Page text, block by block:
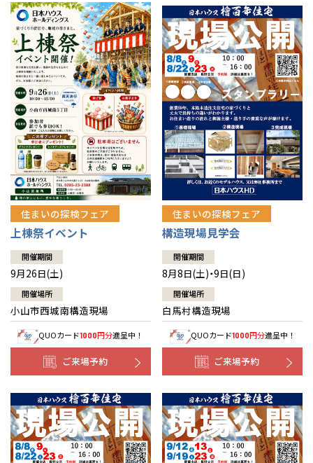
住まいの探検フェア
上棟祭イベント
開催期間
9月26日(土)
開催場所
小山市西城南構造現場
QUOカード1000円分進呈中！
ご来場予約
住まいの探検フェア
構造現場見学会
開催期間
8月8日(土)・9日(日)
開催場所
白馬村構造現場
QUOカード1000円分進呈中！
ご来場予約